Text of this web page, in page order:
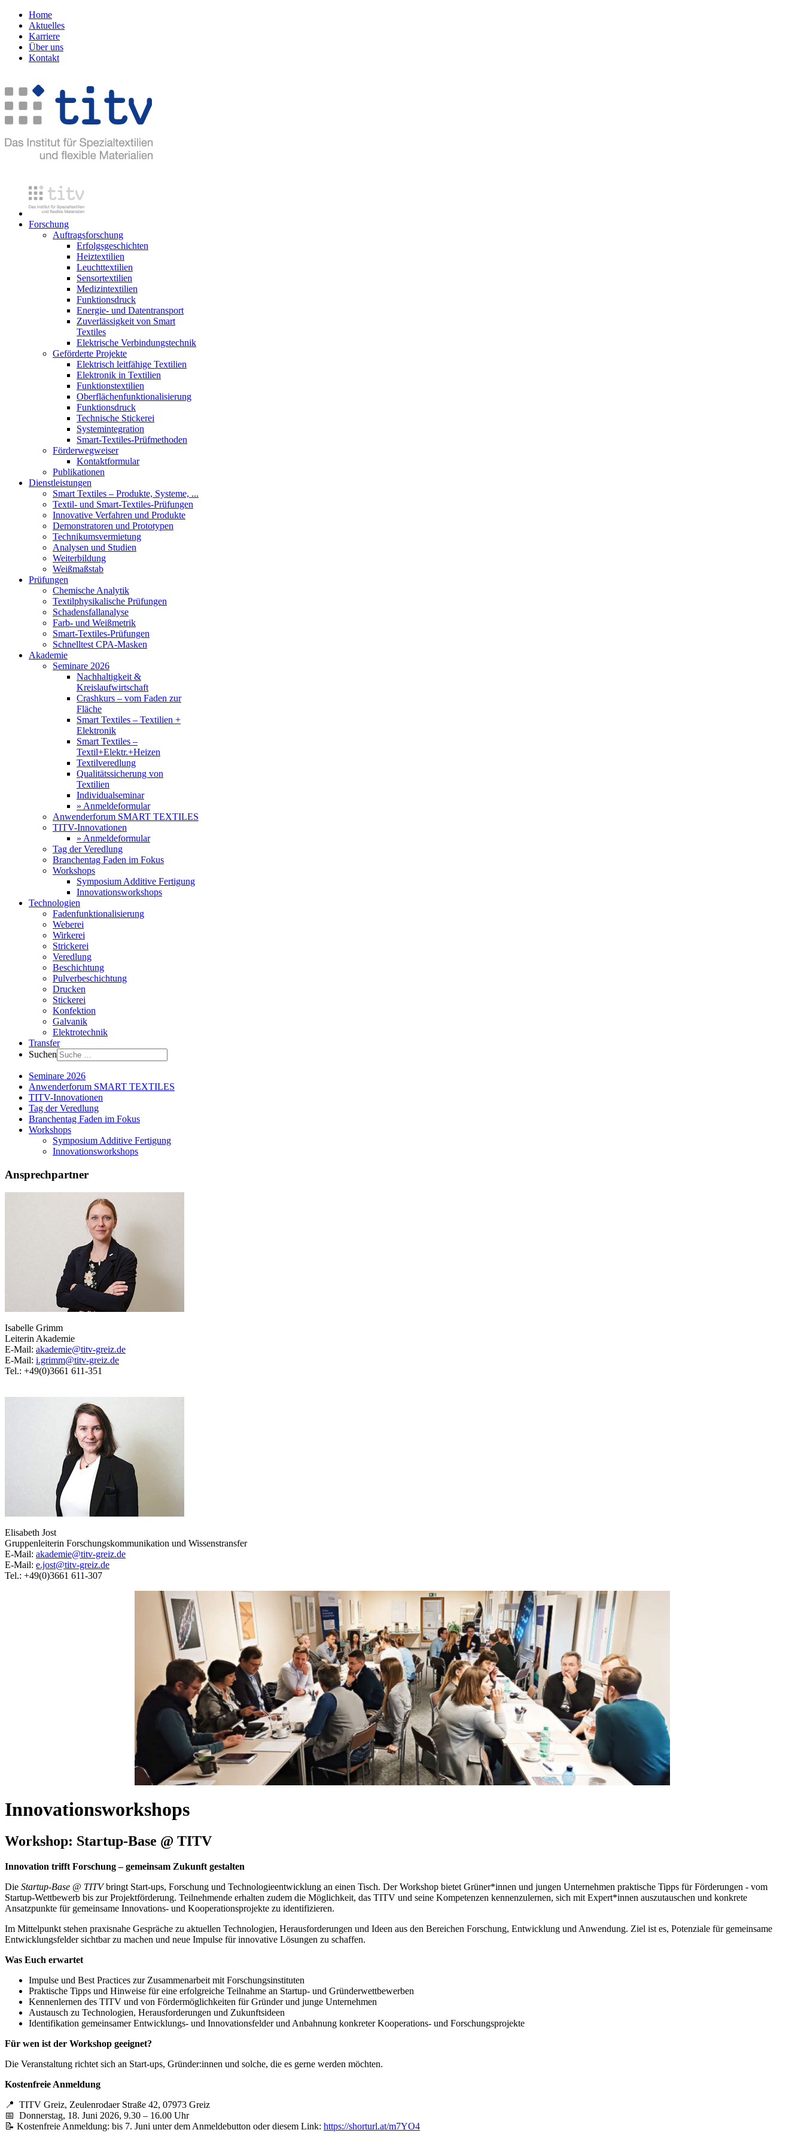
Home
Aktuelles
Karriere
Über uns
Kontakt
Forschung
Auftragsforschung
Erfolgsgeschichten
Heiztextilien
Leuchttextilien
Sensortextilien
Medizintextilien
Funktionsdruck
Energie- und Datentransport
Zuverlässigkeit von Smart
Textiles
Elektrische Verbindungstechnik
Geförderte Projekte
Elektrisch leitfähige Textilien
Elektronik in Textilien
Funktionstextilien
Oberflächenfunktionalisierung
Funktionsdruck
Technische Stickerei
Systemintegration
Smart-Textiles-Prüfmethoden
Förderwegweiser
Kontaktformular
Publikationen
Dienstleistungen
Smart Textiles – Produkte, Systeme, ...
Textil- und Smart-Textiles-Prüfungen
Innovative Verfahren und Produkte
Demonstratoren und Prototypen
Technikumsvermietung
Analysen und Studien
Weiterbildung
Weißmaßstab
Prüfungen
Chemische Analytik
Textilphysikalische Prüfungen
Schadensfallanalyse
Farb- und Weißmetrik
Smart-Textiles-Prüfungen
Schnelltest CPA-Masken
Akademie
Seminare 2026
Nachhaltigkeit &
Kreislaufwirtschaft
Crashkurs – vom Faden zur
Fläche
Smart Textiles – Textilien +
Elektronik
Smart Textiles –
Textil+Elektr.+Heizen
Textilveredlung
Qualitätssicherung von
Textilien
Individualseminar
» Anmeldeformular
Anwenderforum SMART TEXTILES
TITV-Innovationen
» Anmeldeformular
Tag der Veredlung
Branchentag Faden im Fokus
Workshops
Symposium Additive Fertigung
Innovationsworkshops
Technologien
Fadenfunktionalisierung
Weberei
Wirkerei
Strickerei
Veredlung
Beschichtung
Pulverbeschichtung
Drucken
Stickerei
Konfektion
Galvanik
Elektrotechnik
Transfer
Suchen
Seminare 2026
Anwenderforum SMART TEXTILES
TITV-Innovationen
Tag der Veredlung
Branchentag Faden im Fokus
Workshops
Symposium Additive Fertigung
Innovationsworkshops
Ansprechpartner
Isabelle Grimm
Leiterin Akademie
E-Mail: akademie@titv-greiz.de
E-Mail: i.grimm@titv-greiz.de
Tel.: +49(0)3661 611-351
Elisabeth Jost
Gruppenleiterin Forschungskommunikation und Wissenstransfer
E-Mail: akademie@titv-greiz.de
E-Mail: e.jost@titv-greiz.de
Tel.: +49(0)3661 611-307
Innovationsworkshops
Workshop: Startup-Base @ TITV
Innovation trifft Forschung – gemeinsam Zukunft gestalten
Die Startup-Base @ TITVbringt Start-ups, Forschung und Technologieentwicklung an einen Tisch. Der Workshop bietet Grüner*innen und jungen Unternehmen praktische Tipps für Förderungen - vom
Startup-Wettbewerb bis zur Projektförderung. Teilnehmende erhalten zudem die Möglichkeit, das TITV und seine Kompetenzen kennenzulernen, sich mit Expert*innen auszutauschen und konkrete
Ansatzpunkte für gemeinsame Innovations- und Kooperationsprojekte zu identifizieren.
Im Mittelpunkt stehen praxisnahe Gespräche zu aktuellen Technologien, Herausforderungen und Ideen aus den Bereichen Forschung, Entwicklung und Anwendung. Ziel ist es, Potenziale für gemeinsame
Entwicklungsfelder sichtbar zu machen und neue Impulse für innovative Lösungen zu schaffen.
Was Euch erwartet
Impulse und Best Practices zur Zusammenarbeit mit Forschungsinstituten
Praktische Tipps und Hinweise für eine erfolgreiche Teilnahme an Startup- und Gründerwettbewerben
Kennenlernen des TITV und von Fördermöglichkeiten für Gründer und junge Unternehmen
Austausch zu Technologien, Herausforderungen und Zukunftsideen
Identifikation gemeinsamer Entwicklungs- und Innovationsfelder und Anbahnung konkreter Kooperations- und Forschungsprojekte
Für wen ist der Workshop geeignet?
Die Veranstaltung richtet sich an Start-ups, Gründer:innen und solche, die es gerne werden möchten.
Kostenfreie Anmeldung
📍 TITV Greiz, Zeulenrodaer Straße 42, 07973 Greiz
📅 Donnerstag, 18. Juni 2026, 9.30 – 16.00 Uhr
📝 Kostenfreie Anmeldung: bis 7. Juni unter dem Anmeldebutton oder diesem Link: https://shorturl.at/m7YO4